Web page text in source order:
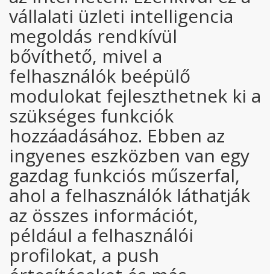
vállalati üzleti intelligencia
megoldás rendkívül
bővíthető, mivel a
felhasználók beépülő
modulokat fejleszthetnek ki a
szükséges funkciók
hozzáadásához. Ebben az
ingyenes eszközben van egy
gazdag funkciós műszerfal,
ahol a felhasználók láthatják
az összes információt,
például a felhasználói
profilokat, a push